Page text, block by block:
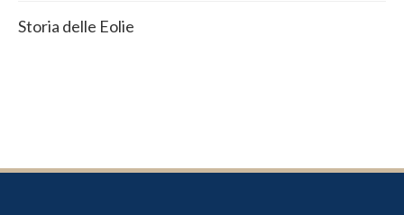
Storia delle Eolie